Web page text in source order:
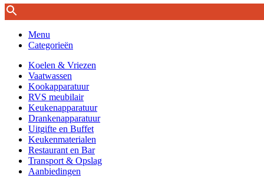
Menu
Categorieën
Koelen & Vriezen
Vaatwassen
Kookapparatuur
RVS meubilair
Keukenapparatuur
Drankenapparatuur
Uitgifte en Buffet
Keukenmaterialen
Restaurant en Bar
Transport & Opslag
Aanbiedingen